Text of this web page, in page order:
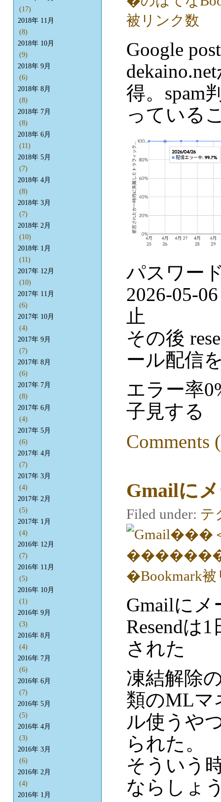
Google
得。spam
っている
パスワー
2026-05-
止
その後
ール配信
エラー率
子見する
Comments
Gmailに
Filed under: テ
Gmailに
Resendは
された
凍結解除
類のMLマ
ル使うや
られた。
そういう
ならしょ
(17)
2018年 11月
(8)
2018年 10月
(9)
2018年 9月
(6)
2018年 8月
(8)
2018年 7月
(8)
2018年 6月
(11)
2018年 5月
(7)
2018年 4月
(8)
2018年 3月
(7)
2018年 2月
(10)
2018年 1月
(11)
2017年 12月
(10)
2017年 11月
(6)
2017年 10月
(4)
2017年 9月
(7)
2017年 8月
(6)
2017年 7月
(8)
2017年 6月
(4)
2017年 5月
(6)
2017年 4月
(7)
2017年 3月
(4)
2017年 2月
(5)
2017年 1月
(4)
2016年 12月
(7)
2016年 11月
(5)
2016年 10月
(1)
2016年 9月
(3)
2016年 8月
(4)
2016年 7月
(6)
2016年 6月
(7)
2016年 5月
(5)
2016年 4月
(3)
2016年 3月
(6)
2016年 2月
(4)
2016年 1月